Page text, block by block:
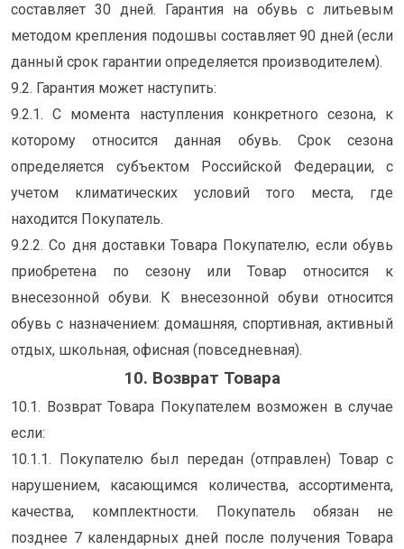
составляет 30 дней. Гарантия на обувь с литьевым
методом крепления подошвы составляет 90 дней (если
данный срок гарантии определяется производителем).
9.2. Гарантия может наступить:
9.2.1. С момента наступления конкретного сезона, к
которому относится данная обувь. Срок сезона
определяется субъектом Российской Федерации, с
учетом климатических условий того места, где
находится Покупатель.
9.2.2. Со дня доставки Товара Покупателю, если обувь
приобретена по сезону или Товар относится к
внесезонной обуви. К внесезонной обуви относится
обувь с назначением: домашняя, спортивная, активный
отдых, школьная, офисная (повседневная).
10. Возврат Товара
10.1. Возврат Товара Покупателем возможен в случае
если:
10.1.1. Покупателю был передан (отправлен) Товар с
нарушением, касающимся количества, ассортимента,
качества, комплектности. Покупатель обязан не
позднее 7 календарных дней после получения Товара